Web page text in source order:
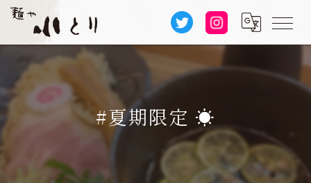
#夏期限定 ☀️